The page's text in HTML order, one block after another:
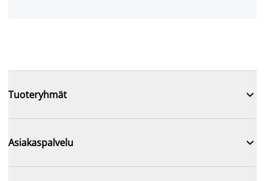
Tuoteryhmät 
Asiakaspalvelu 